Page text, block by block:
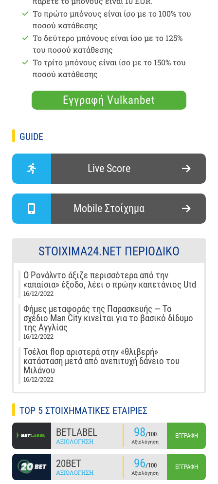
Το πρώτο μπόνους είναι ίσο με το 100% του
ποσού κατάθεσης
Το δεύτερο μπόνους είναι ίσο με το 125%
του ποσού κατάθεσης
Το τρίτο μπόνους είναι ίσο με το 150% του
ποσού κατάθεσης
Εγγραφή Vulkanbet
GUIDE
Live Score
Mobile Στοίχημα
STOIXIMA24.NET ΠΕΡΙΟΔΙΚΌ
Ο Ρονάλντο άξιζε περισσότερα από την
«απαίσια» έξοδο, λέει ο πρώην καπετάνιος Utd
16/12/2022
Φήμες μεταφοράς της Παρασκευής — Το
σχέδιο Man City κινείται για το βασικό δίδυμο
της Αγγλίας
16/12/2022
Τσέλσι flop αριστερά στην «θλιβερή»
κατάσταση μετά από ανεπιτυχή δάνειο του
Μιλάνου
16/12/2022
TOP 5 ΣΤΟΙΧΗΜΑΤΙΚΕΣ ΕΤΑΙΡΙΕΣ
BETLABEL
ΑΞΙΟΛΌΓΗΣΗ
98/100
Αξιολόγηση
ΕΓΓΡΑΦΉ
20BET
ΑΞΙΟΛΌΓΗΣΗ
96/100
Αξιολόγηση
ΕΓΓΡΑΦΉ